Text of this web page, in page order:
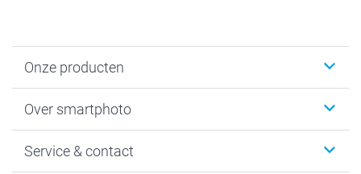
Onze producten
Fotoboeken
Fotocadeaus
Over smartphoto
Vacatures
Service & contact